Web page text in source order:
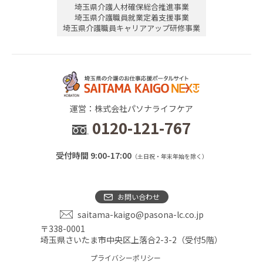
埼玉県介護人材確保総合推進事業
埼玉県介護職員就業定着支援事業
埼玉県介護職員キャリアアップ研修事業
運営：株式会社パソナライフケア
0120-121-767
受付時間 9:00-17:00（土日祝・年末年始を除く）
お問い合わせ
saitama-kaigo@pasona-lc.co.jp
〒338-0001
埼玉県さいたま市中央区上落合2-3-2（受付5階）
プライバシーポリシー